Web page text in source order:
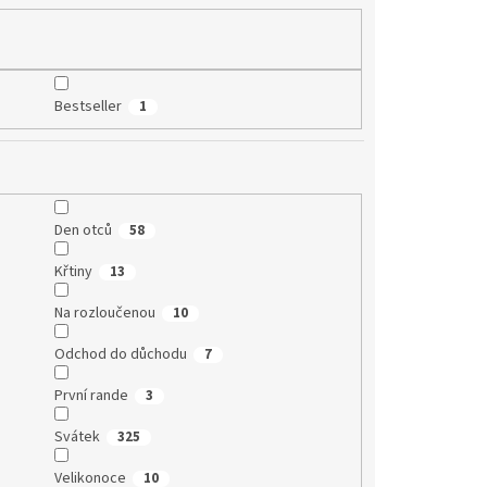
Bestseller 1
Den otců 58
Křtiny 13
Na rozloučenou 10
Odchod do důchodu 7
První rande 3
Svátek 325
Velikonoce 10